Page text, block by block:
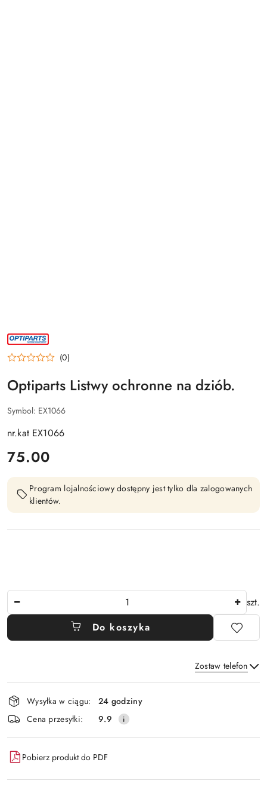
NAZWA
PRODUCENTA:
OPTIPARTS (0)
Optiparts Listwy ochronne na dziób.
Symbol: EX1066
nr.kat EX1066
cena:
75.00
Program lojalnościowy dostępny jest tylko dla zalogowanych
klientów.
szt.
Do koszyka
Zostaw telefon
Wyślij
Dostępność
i
dostawa
Wysyłka w ciągu:
24 godziny
Cena przesyłki:
9.9
Pobierz produkt do PDF